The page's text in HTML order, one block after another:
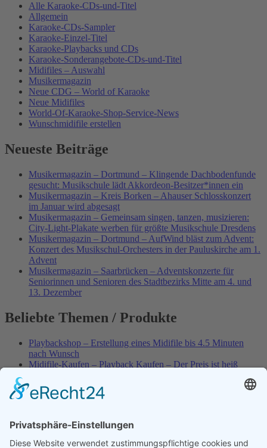
Alle Karaoke-CDs-und-Titel
Allgemein
Karaoke-CDs-Sampler
Karaoke-Einzel-Titel
Karaoke-Playbacks und CDs
Karaoke-Sonderangebote-CDs-und-Titel
Midifiles – Auswahl
Musikermagazin
Neue CDG – World of Karaoke
Neue Midifiles
World-Of-Karaoke-Shop-Service-News
Wunschmidifile erstellen
Neueste Beiträge
Musikermagazin – Dortmund – Klingende Dachbodenfunde
gesucht: Musikschule lädt Akkordeon-Besitzer*innen ein
Musikermagazin – Kreis Borken – Ahauser Schlosskonzert
im Januar wird abgesagt
Musikermagazin – Gemeinsam singen, tanzen, musizieren:
City-Light-Plakate werben für größte Musikschule Dresdens
Musikermagazin – Dortmund – AufWind bläst zum Advent:
Konzert des Musikschul-Orchesters in der Pauluskirche am 1.
Advent
Musikermagazin – Saarbrücken – Adventskonzerte für
Seniorinnen und Senioren des Stadtbezirks Mitte am 4. und
13. Dezember
Beliebte Themen / Produkte
Playbackshop – Erstellung eines Midifile bis 4.5 Minuten
nach Wunsch
Midifile-Kaufen – Playback Kaufen – Der Preis ist heiß
Best of Karaoke – Roy Black – Playbacks – Absolute Rarität
World-of-Karaoke – Midifiles kaufen – Ich baue Dein
Playbackshop – Erstellung eines Wunschmidifile bis 3.5
Minuten